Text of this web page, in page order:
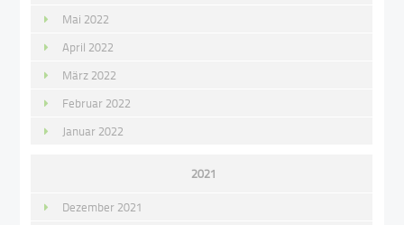
Mai 2022
April 2022
März 2022
Februar 2022
Januar 2022
2021
Dezember 2021